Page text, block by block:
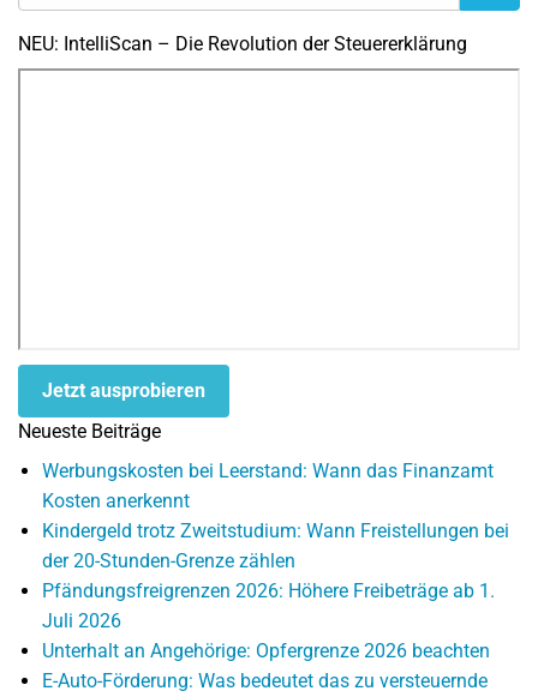
NEU: IntelliScan – Die Revolution der Steuererklärung
Jetzt ausprobieren
Neueste Beiträge
Werbungskosten bei Leerstand: Wann das Finanzamt
Kosten anerkennt
Kindergeld trotz Zweitstudium: Wann Freistellungen bei
der 20-Stunden-Grenze zählen
Pfändungsfreigrenzen 2026: Höhere Freibeträge ab 1.
Juli 2026
Unterhalt an Angehörige: Opfergrenze 2026 beachten
E-Auto-Förderung: Was bedeutet das zu versteuernde